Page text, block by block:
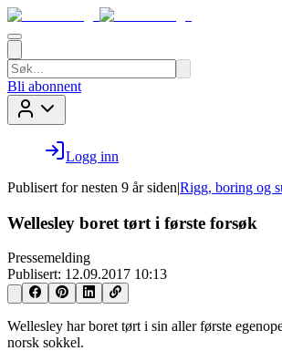
Bli abonnent
Logg inn
Publisert for nesten 9 år siden|Rigg, boring og
Wellesley boret tørt i første forsøk
Pressemelding
Publisert: 12.09.2017 10:13
Wellesley har boret tørt i sin aller første
norsk sokkel.